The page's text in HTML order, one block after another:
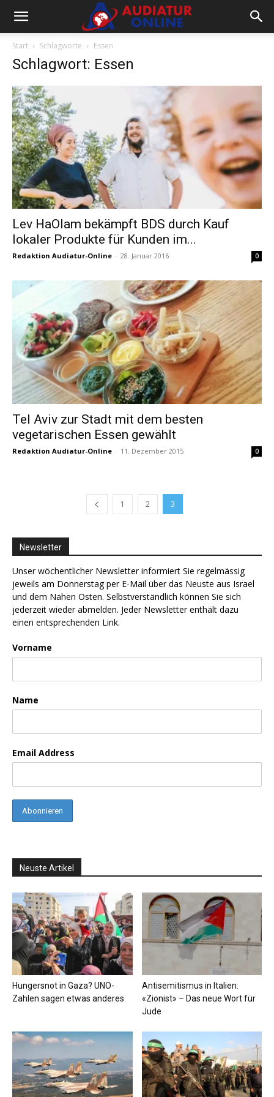
Start Schlagworte Essen
Schlagwort: Essen
Lev HaOlam bekämpft BDS durch Kauf
lokaler Produkte für Kunden im...
Redaktion Audiatur-Online - 28. Januar 2016 0
Tel Aviv zur Stadt mit dem besten
vegetarischen Essen gewählt
Redaktion Audiatur-Online - 11. Dezember 2015 0
1 2 3
Newsletter
Unser wöchentlicher Newsletter informiert Sie regelmässig
jeweils am Donnerstag per E-Mail über das Neuste aus Israel
und dem Nahen Osten. Selbstverständlich können Sie sich
jederzeit wieder abmelden. Jeder Newsletter enthält dazu
einen entsprechenden Link.
Vorname
Name
Email Address
Neuste Artikel
Hungersnot in Gaza? UNO-
Zahlen sagen etwas anderes
Antisemitismus in Italien:
«Zionist» – Das neue Wort für
Jude